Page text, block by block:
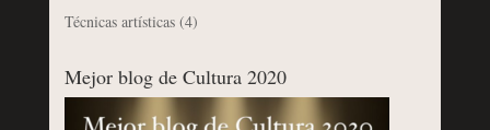
Técnicas artísticas(4)
Mejor blog de Cultura 2020